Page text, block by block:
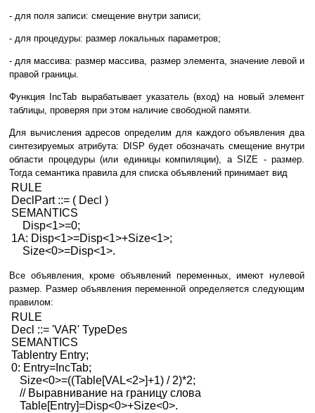
- для поля записи: смещение внутри записи;
- для процедуры: размер локальных параметров;
- для массива: размер массива, размер элемента, значение левой и
правой границы.
Функция IncTab вырабатывает указатель (вход) на новый элемент
таблицы, проверяя при этом наличие свободной памяти.
Для вычисления адресов определим для каждого объявления два
синтезируемых атрибута: DISP будет обозначать смещение внутри
области процедуры (или единицы компиляции), а SIZE - размер.
Тогда семантика правила для списка объявлений принимает вид
RULE
DeclPart ::= ( Decl )
SEMANTICS
Disp<1>=0;
1A: Disp<1>=Disp<1>+Size<1>;
Size<0>=Disp<1>.
Все объявления, кроме объявлений переменных, имеют нулевой
размер. Размер объявления переменной определяется следующим
правилом:
RULE
Decl ::= 'VAR' TypeDes
SEMANTICS
Tablentry Entry;
0: Entry=IncTab;
Size<0>=((Table[VAL<2>]+1) / 2)*2;
// Выравнивание на границу слова
Table[Entry]=Disp<0>+Size<0>.